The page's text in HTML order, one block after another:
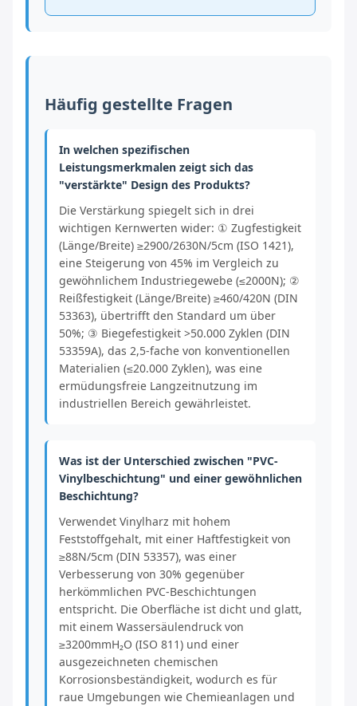
Häufig gestellte Fragen
In welchen spezifischen
Leistungsmerkmalen zeigt sich das
"verstärkte" Design des Produkts?
Die Verstärkung spiegelt sich in drei
wichtigen Kernwerten wider: ① Zugfestigkeit
(Länge/Breite) ≥2900/2630N/5cm (ISO 1421),
eine Steigerung von 45% im Vergleich zu
gewöhnlichem Industriegewebe (≤2000N); ②
Reißfestigkeit (Länge/Breite) ≥460/420N (DIN
53363), übertrifft den Standard um über
50%; ③ Biegefestigkeit >50.000 Zyklen (DIN
53359A), das 2,5-fache von konventionellen
Materialien (≤20.000 Zyklen), was eine
ermüdungsfreie Langzeitnutzung im
industriellen Bereich gewährleistet.
Was ist der Unterschied zwischen "PVC-
Vinylbeschichtung" und einer gewöhnlichen
Beschichtung?
Verwendet Vinylharz mit hohem
Feststoffgehalt, mit einer Haftfestigkeit von
≥88N/5cm (DIN 53357), was einer
Verbesserung von 30% gegenüber
herkömmlichen PVC-Beschichtungen
entspricht. Die Oberfläche ist dicht und glatt,
mit einem Wassersäulendruck von
≥3200mmH₂O (ISO 811) und einer
ausgezeichneten chemischen
Korrosionsbeständigkeit, wodurch es für
raue Umgebungen wie Chemieanlagen und